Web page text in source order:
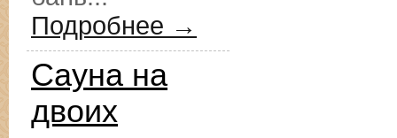
Подробнее →
Сауна на
двоих